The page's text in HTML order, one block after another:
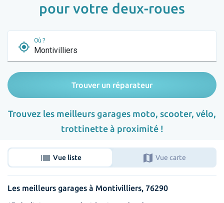
pour votre deux-roues
my_location
Où ?
Trouver un réparateur
Trouvez les meilleurs garages moto, scooter, vélo,
trottinette à proximité !
list Vue liste map Vue carte
Les meilleurs garages à Montivilliers, 76290